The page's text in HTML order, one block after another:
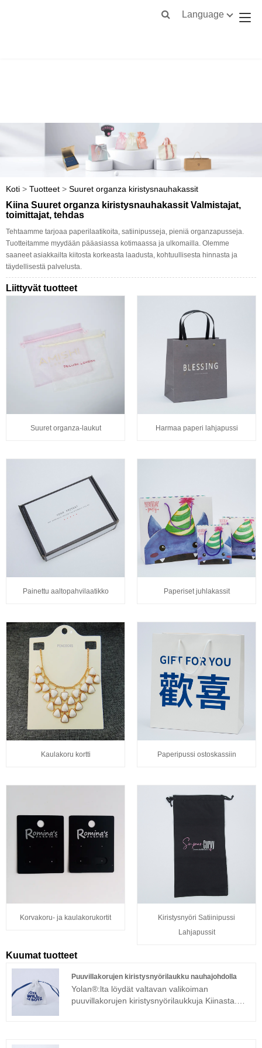
Language
Koti > Tuotteet > Suuret organza kiristysnauhakassit
Kiina Suuret organza kiristysnauhakassit Valmistajat,
toimittajat, tehdas
Tehtaamme tarjoaa paperilaatikoita, satiinipusseja, pieniä organzapusseja.
Tuotteitamme myydään pääasiassa kotimaassa ja ulkomailla. Olemme
saaneet asiakkailta kiitosta korkeasta laadusta, kohtuullisesta hinnasta ja
täydellisestä palvelusta.
Liittyvät tuotteet
Suuret organza-laukut Harmaa paperi lahjapussi
Painettu aaltopahvilaatikko Paperiset juhlakassit
Kaulakoru kortti Paperipussi ostoskassiin
Korvakoru- ja kaulakorukortit
Kiristysnyöri Satiinipussi
Lahjapussit
Kuumat tuotteet
Puuvillakorujen kiristysnyörilaukku nauhajohdolla
Yolan®:lta löydät valtavan valikoiman
puuvillakorujen kiristysnyörilaukkuja Kiinasta.